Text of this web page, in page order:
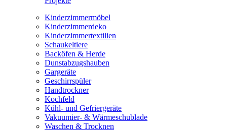
Kinderzimmermöbel
Kinderzimmerdeko
Kinderzimmertextilien
Schaukeltiere
Backöfen & Herde
Dunstabzugshauben
Gargeräte
Geschirrspüler
Handtrockner
Kochfeld
Kühl- und Gefriergeräte
Vakuumier- & Wärmeschublade
Waschen & Trocknen